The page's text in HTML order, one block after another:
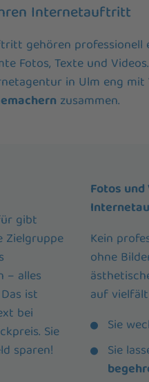
Internetauftritt
gehören professionell
Fotos, Texte und
in Ulm eng mit
zusammen.
gibt
Zielgruppe
– alles
ist
bei
Sie
sparen!
Fotos
Kein
ohne
auf
Sie
Sie